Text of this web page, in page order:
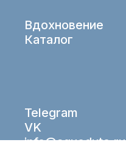
Вдохновение
Каталог
Telegram
VK
info@aqueduto.ru